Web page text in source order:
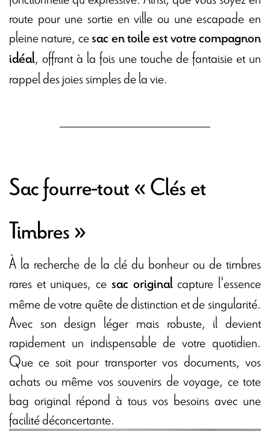
route pour une sortie en ville ou une escapade en
pleine nature, cesac en toile est votre compagnon
idéal, offrant à la fois une touche de fantaisie et un
rappel des joies simples de la vie.
Sac fourre-tout « Clés et
Timbres »
À la recherche de la clé du bonheur ou de timbres
rares et uniques, ce sac originalcapture l'essence
même de votre quête de distinction et de singularité.
Avec son design léger mais robuste, il devient
rapidement un indispensable de votre quotidien.
Que ce soit pour transporter vos documents, vos
achats ou même vos souvenirs de voyage, ce tote
bag original répond à tous vos besoins avec une
facilité déconcertante.